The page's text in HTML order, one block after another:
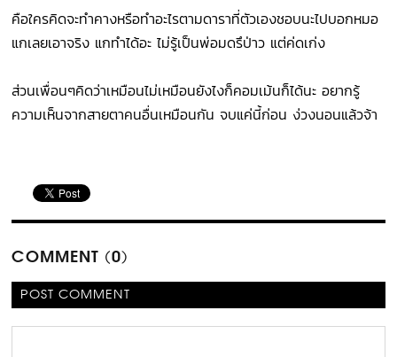
คือใครคิดจะทำคางหรือทำอะไรตามดาราที่ตัวเองชอบนะไปบอกหมอ
แกเลยเอาจริง แกทำได้อะ ไม่รู้เป็นพ่อมดรึป่าว แต่ค่ดเก่ง
ส่วนเพื่อนๆคิดว่าเหมือนไม่เหมือนยังไงก็คอมเม้นก็ได้นะ อยากรู้
ความเห็นจากสายตาคนอื่นเหมือนกัน จบแค่นี้ก่อน ง่วงนอนแล้วจ้า
COMMENT (0)
POST COMMENT